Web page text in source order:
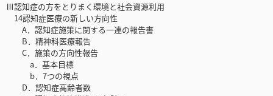
Ⅲ認知症の方をとりまく環境と社会資源利用
14認知症医療の新しい方向性
A．認知症施策に関する一連の報告書
B．精神科医療報告
C．施策の方向性報告
a．基本目標
b．7つの視点
D．認知症高齢者数